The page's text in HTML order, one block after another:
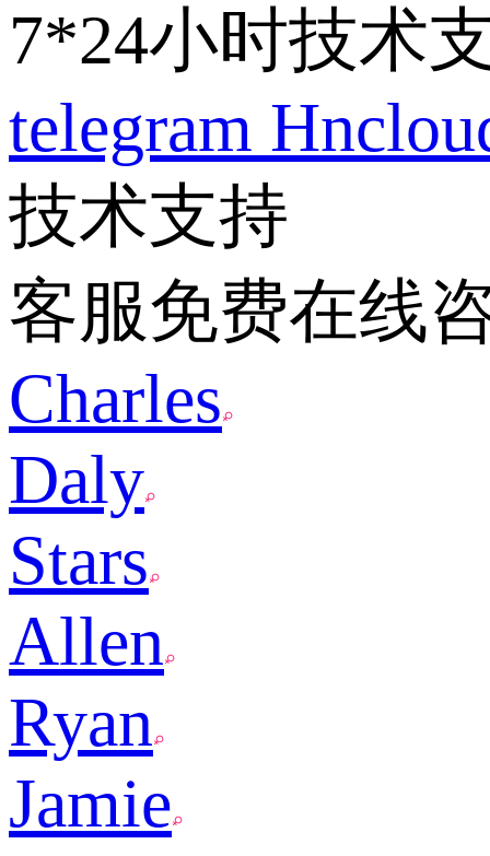
7*24小时技术
telegram
技术支持
客服免费在线
Charles
Daly
Stars
Allen
Ryan
Jamie